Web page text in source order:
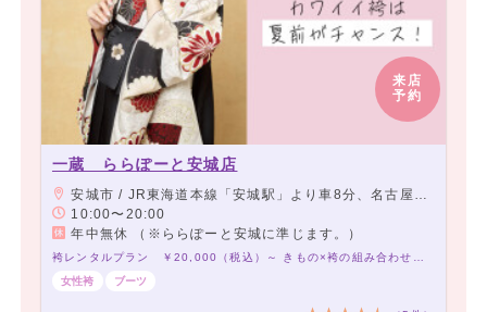
来店
予約
一蔵 ららぽーと安城店
安城市 / JR東海道本線「安城駅」より車8分、名古屋鉄道西尾線「北安城駅」より車7分
10:00〜20:00
年中無休 （※ららぽーと安城に準じます。）
女性袴
ブーツ